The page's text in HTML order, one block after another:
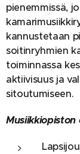
pienemmissä,
kannustetaan
soitinryhmien
toiminnassa
aktiivisuus ja
sitoutumiseen.